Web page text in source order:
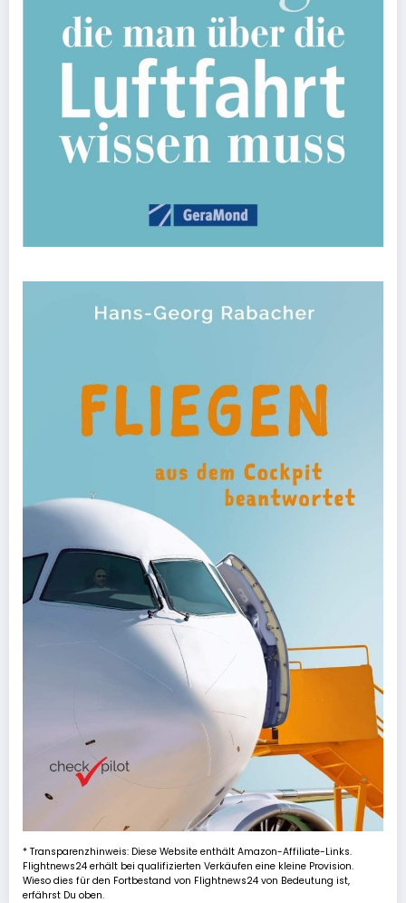
* Transparenzhinweis: Diese Website enthält Amazon-Affiliate-Links.
Flightnews24 erhält bei qualifizierten Verkäufen eine kleine Provision.
Wieso dies für den Fortbestand von Flightnews24 von Bedeutung ist,
erfährst Du oben.